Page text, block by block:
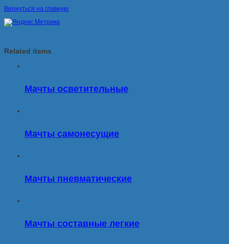
Вернуться на главную
Related items
Мачты осветительные
Мачты самонесущие
Мачты пневматические
Мачты составные легкие